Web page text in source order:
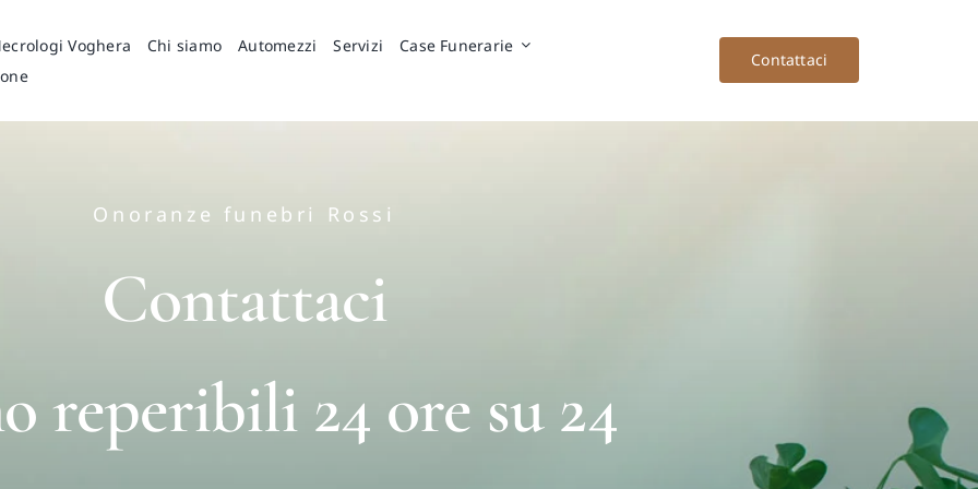
Voghera Chi siamo Automezzi Servizi
Case Funerarie
Contattaci
Onoranze funebri Rossi
Contattaci
reperibili 24 ore su 24